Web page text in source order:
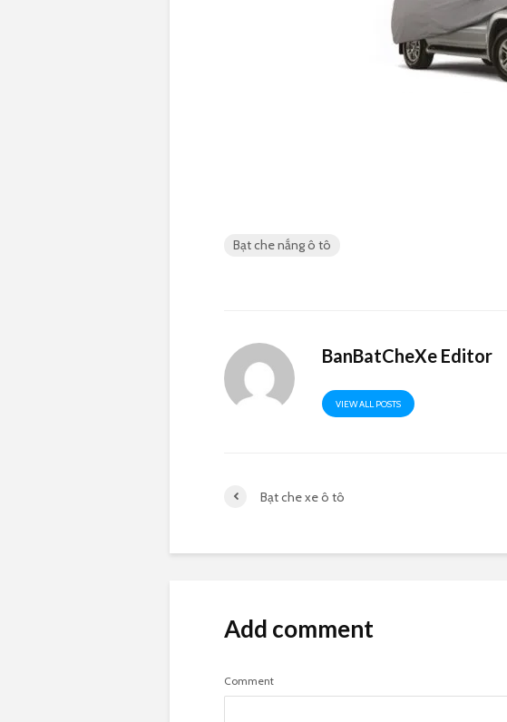
Bạt che nắng ô tô
BanBatCheXe Editor
VIEW ALL POSTS
Bạt che xe ô tô
Add comment
Comment